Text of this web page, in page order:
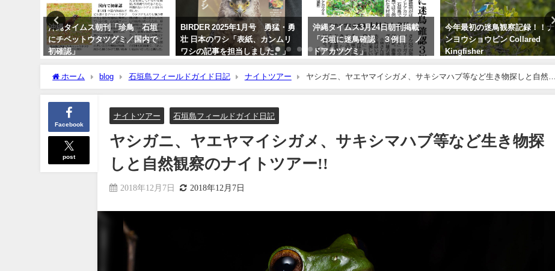
沖縄タイムス朝刊「珍鳥 石垣
にチベットウタツグミ／国内で
初確認」
BIRDER 2025年1月号 勇猛・勇
壮 日本のワシ「表紙、カンムリ
ワシの記事を担当しました。」
沖縄タイムス3月24日朝刊掲載
「石垣に迷鳥確認 ３例目 ノ
ドアカツグミ」
今年最初の迷鳥観察記録！！ナ
ンヨウショウビン Collared
Kingfisher
ホーム blog 石垣島フィールドガイド日記 ナイトツアー
ヤシガニ、ヤエヤマイシガメ、サキシマハブ等など生き物探しと自然観
察のナイトツアー!!
Facebook
post
ナイトツアー 石垣島フィールドガイド日記
ヤシガニ、ヤエヤマイシガメ、サキシマハブ等など生き物探
しと自然観察のナイトツアー!!
2018年12月7日 2018年12月7日